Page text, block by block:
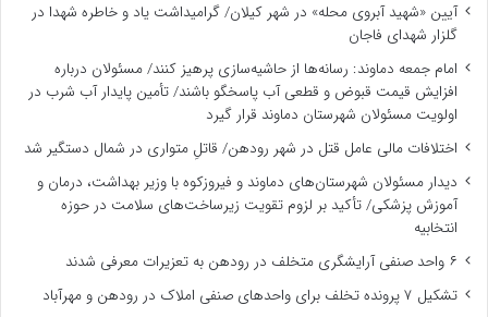
آیین «شهید آبروی محله» در شهر کیلان/ گرامیداشت یاد و خاطره شهدا در
گلزار شهدای فاجان
امام جمعه دماوند: رسانه‌ها از حاشیه‌سازی پرهیز کنند/ مسئولان درباره
افزایش قیمت قبوض و قطعی آب پاسخگو باشند/ تأمین پایدار آب شرب در
اولویت مسئولان شهرستان دماوند قرار گیرد
اختلافات مالی عامل قتل در شهر رودهن/ قاتلِ متواری در شمال دستگیر شد
دیدار مسئولان شهرستان‌های دماوند و فیروزکوه با وزیر بهداشت، درمان و
آموزش پزشکی/ تأکید بر لزوم تقویت زیرساخت‌های سلامت در حوزه
انتخابیه
۶ واحد صنفی آرایشگری متخلف در رودهن به تعزیرات معرفی شدند
تشکیل ۷ پرونده تخلف برای واحدهای صنفی املاک در رودهن و مهرآباد